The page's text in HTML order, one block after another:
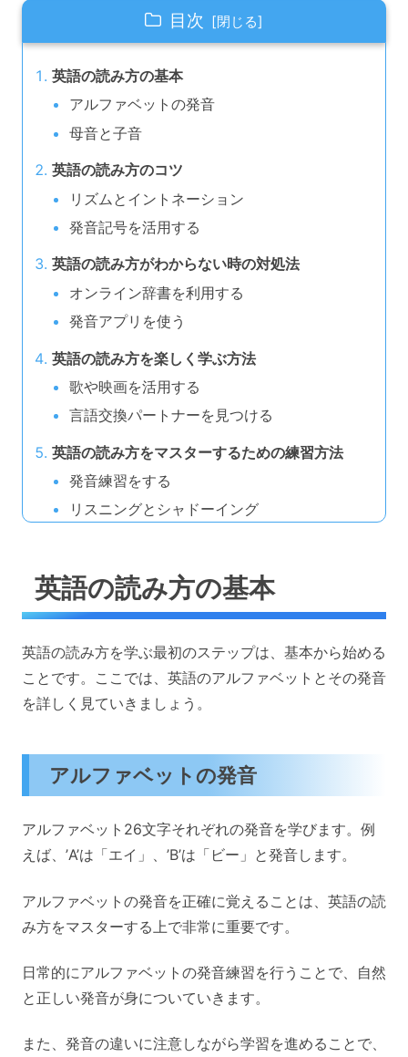
目次
英語の読み方の基本
アルファベットの発音
母音と子音
英語の読み方のコツ
リズムとイントネーション
発音記号を活用する
英語の読み方がわからない時の対処法
オンライン辞書を利用する
発音アプリを使う
英語の読み方を楽しく学ぶ方法
歌や映画を活用する
言語交換パートナーを見つける
英語の読み方をマスターするための練習方法
発音練習をする
リスニングとシャドーイング
英語の読み方の基本
英語の読み方を学ぶ最初のステップは、基本から始める
ことです。ここでは、英語のアルファベットとその発音
を詳しく見ていきましょう。
アルファベットの発音
アルファベット26文字それぞれの発音を学びます。例
えば、’A’は「エイ」、’B’は「ビー」と発音します。
アルファベットの発音を正確に覚えることは、英語の読
み方をマスターする上で非常に重要です。
日常的にアルファベットの発音練習を行うことで、自然
と正しい発音が身についていきます。
また、発音の違いに注意しながら学習を進めることで、